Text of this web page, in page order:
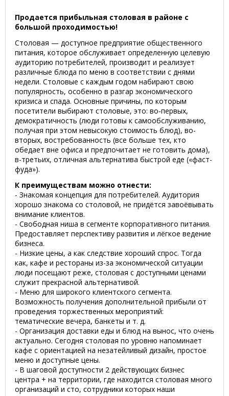
Продается прибыльная столовая в районе с
большой проходимостью!
Столовая — доступное предприятие общественного
питания, которое обслуживает определенную целевую
аудиторию потребителей, производит и реализует
различные блюда по меню в соответствии с днями
недели. Столовые с каждым годом набирают свою
популярность, особенно в разгар экономического
кризиса и спада. Основные причины, по которым
посетители выбирают столовые, это: во-первых,
демократичность (люди готовы к самообслуживанию,
получая при этом невысокую стоимость блюд), во-
вторых, востребованность (все больше тех, кто
обедает вне офиса и предпочитает не готовить дома),
в-третьих, отличная альтернатива быстрой еде («фаст-
фуда»).
К преимуществам можно отнести:
- Знакомая концепция для потребителей. Аудитория
хорошо знакома со столовой, не придётся завоёвывать
внимание клиентов.
- Свободная ниша в сегменте корпоративного питания.
Предоставляет перспективу развития и лёгкое ведение
бизнеса.
- Низкие цены, а как следствие хороший спрос. Тогда
как, кафе и рестораны из-за экономической ситуации
люди посещают реже, столовая с доступными ценами
служит прекрасной альтернативой.
- Меню для широкого клиентского сегмента.
Возможность получения дополнительной прибыли от
проведения торжественных мероприятий:
тематические вечера, банкеты и т. д.
- Организация доставки еды и блюд на вынос, что очень
актуально. Сегодня столовая по уровню напоминает
кафе с ориентацией на незатейливый дизайн, простое
меню и доступные цены.
- В шаговой доступности 2 действующих бизнес
центра + на территории, где находится столовая много
организаций и сто, сотрудники которых наши